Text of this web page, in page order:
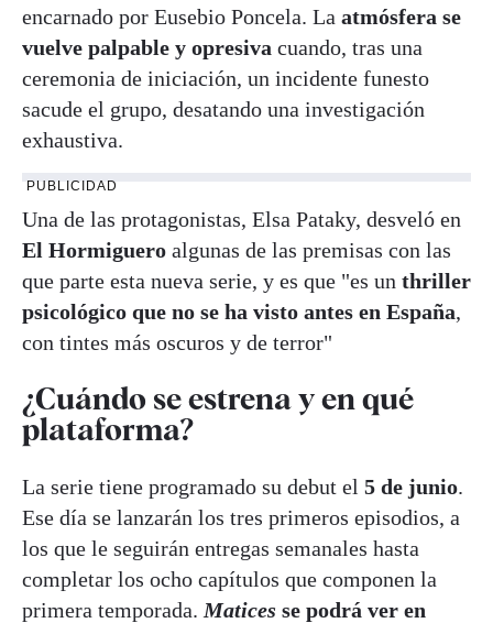
encarnado por Eusebio Poncela. La atmósfera se
vuelve palpable y opresiva cuando, tras una
ceremonia de iniciación, un incidente funesto
sacude el grupo, desatando una investigación
exhaustiva.
PUBLICIDAD
Una de las protagonistas, Elsa Pataky, desveló en
El Hormiguero algunas de las premisas con las
que parte esta nueva serie, y es que "es un thriller
psicológico que no se ha visto antes en España,
con tintes más oscuros y de terror"
¿Cuándo se estrena y en qué
plataforma?
La serie tiene programado su debut el 5 de junio.
Ese día se lanzarán los tres primeros episodios, a
los que le seguirán entregas semanales hasta
completar los ocho capítulos que componen la
primera temporada. Matices se podrá ver en